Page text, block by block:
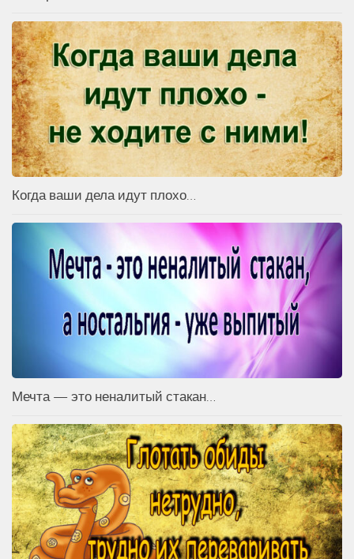
Когда ваши дела идут плохо…
Мечта — это неналитый стакан…